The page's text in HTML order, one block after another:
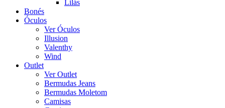
Lilás
Bonés
Óculos
Ver Óculos
Illusion
Valenthy
Wind
Outlet
Ver Outlet
Bermudas Jeans
Bermudas Moletom
Camisas